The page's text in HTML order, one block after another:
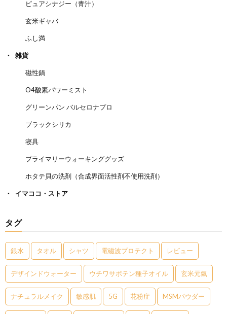
ピュアシナジー（青汁）
玄米ギャバ
ふし満
雑貨
磁性鍋
O4酸素パワーミスト
グリーンパン バルセロナプロ
ブラックシリカ
寝具
プライマリーウォーキンググッズ
ホタテ貝の洗剤（合成界面活性剤不使用洗剤）
イマココ・ストア
タグ
銀水 タオル シャツ 電磁波プロテクト レビュー
デザインドウォーター ウチワサボテン種子オイル 玄米元氣
ナチュラルメイク 敏感肌 5G 花粉症 MSMパウダー